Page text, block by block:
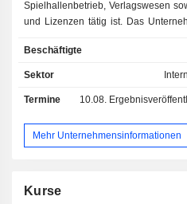
Spielhallenbetrieb, Verlagswesen
und Lizenzen tätig ist. Das
Geschäftsbereich „Digital
interaktive digitale
Handheld-Konsolen – sowie
Geschäftsbereich „Amusement“
dem Betrieb von Spielhallen
Das Segment Verlagswesen befasst
Beschäftigte
Sektor
Termine 10.08.
Mehr Unternehmensinformationen
Kurse